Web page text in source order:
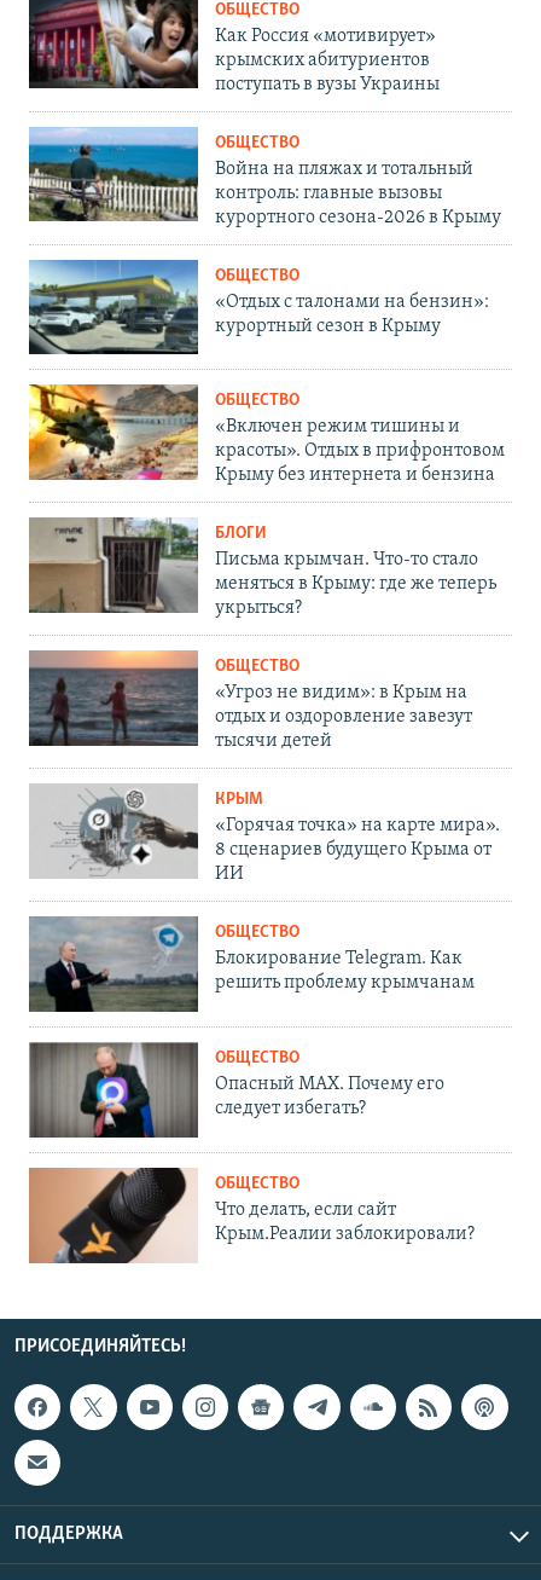
ОБЩЕСТВО
Как Россия «мотивирует»
крымских абитуриентов
поступать в вузы Украины
ОБЩЕСТВО
Война на пляжах и тотальный
контроль: главные вызовы
курортного сезона-2026 в Крыму
ОБЩЕСТВО
«Отдых с талонами на бензин»:
курортный сезон в Крыму
ОБЩЕСТВО
«Включен режим тишины и
красоты». Отдых в прифронтовом
Крыму без интернета и бензина
БЛОГИ
Письма крымчан. Что-то стало
меняться в Крыму: где же теперь
укрыться?
ОБЩЕСТВО
«Угроз не видим»: в Крым на
отдых и оздоровление завезут
тысячи детей
КРЫМ
«Горячая точка» на карте мира».
8 сценариев будущего Крыма от
ИИ
ОБЩЕСТВО
Блокирование Telegram. Как
решить проблему крымчанам
ОБЩЕСТВО
Опасный MAX. Почему его
следует избегать?
ОБЩЕСТВО
Что делать, если сайт
Крым.Реалии заблокировали?
ПРИСОЕДИНЯЙТЕСЬ!
ПОДДЕРЖКА